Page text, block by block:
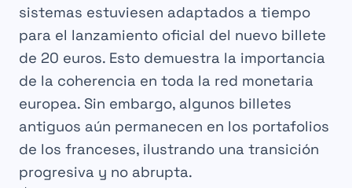
sistemas estuviesen adaptados a tiempo
para el lanzamiento oficial del nuevo billete
de 20 euros. Esto demuestra la importancia
de la coherencia en toda la red monetaria
europea. Sin embargo, algunos billetes
antiguos aún permanecen en los portafolios
de los franceses, ilustrando una transición
progresiva y no abrupta.